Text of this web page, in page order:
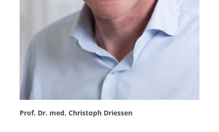
Prof. Dr. med. Christoph Driessen